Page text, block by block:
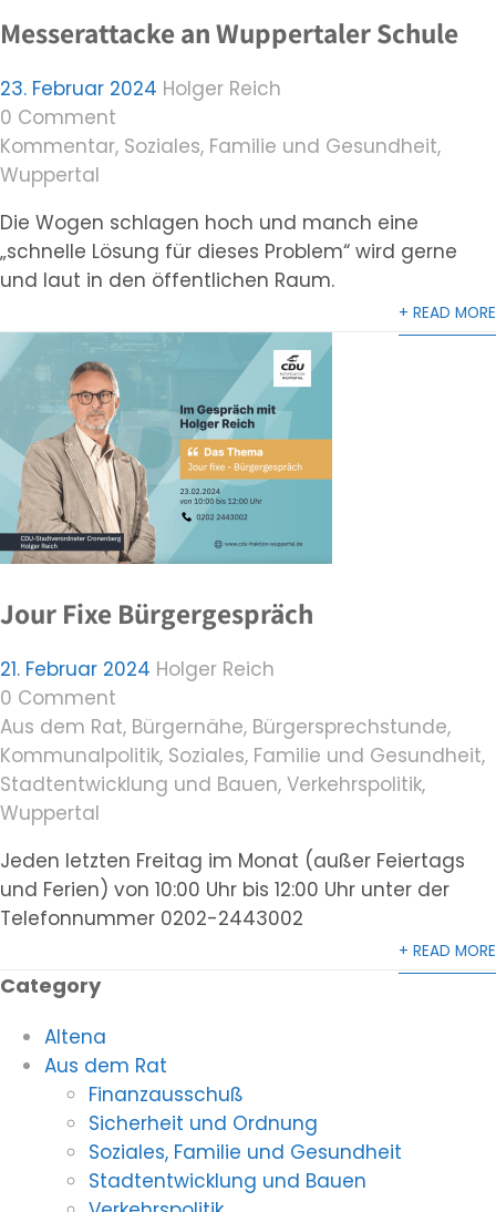
Messerattacke an Wuppertaler Schule
23. Februar 2024 Holger Reich
0 Comment
Kommentar, Soziales, Familie und Gesundheit,
Wuppertal
Die Wogen schlagen hoch und manch eine
„schnelle Lösung für dieses Problem“ wird gerne
und laut in den öffentlichen Raum.
+ READ MORE
Jour Fixe Bürgergespräch
21. Februar 2024 Holger Reich
0 Comment
Aus dem Rat, Bürgernähe, Bürgersprechstunde,
Kommunalpolitik, Soziales, Familie und Gesundheit,
Stadtentwicklung und Bauen, Verkehrspolitik,
Wuppertal
Jeden letzten Freitag im Monat (außer Feiertags
und Ferien) von 10:00 Uhr bis 12:00 Uhr unter der
Telefonnummer 0202-2443002
+ READ MORE
Category
Altena
Aus dem Rat
Finanzausschuß
Sicherheit und Ordnung
Soziales, Familie und Gesundheit
Stadtentwicklung und Bauen